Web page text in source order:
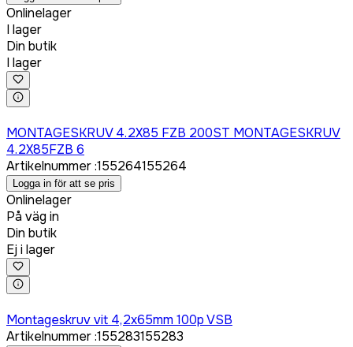
Onlinelager
I lager
Din butik
I lager
MONTAGESKRUV 4.2X85 FZB 200ST MONTAGESKRUV
4.2X85FZB 6
Artikelnummer:155264155264
Logga in för att se pris
Onlinelager
På väg in
Din butik
Ej i lager
Montageskruv vit 4,2x65mm 100p VSB
Artikelnummer:155283155283